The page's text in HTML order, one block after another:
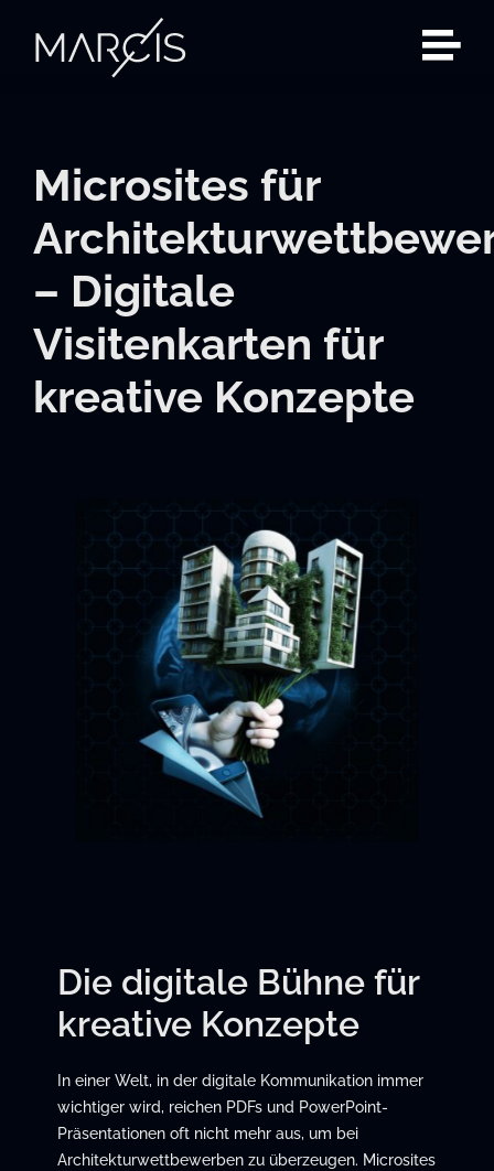
Inhalt
springen
Microsites für
– Digitale
Visitenkarten für
kreative Konzepte
Die digitale Bühne für
kreative Konzepte
In einer Welt, in der digitale Kommunikation immer
wichtiger wird, reichen PDFs und PowerPoint-
Präsentationen oft nicht mehr aus, um bei
Architekturwettbewerben zu überzeugen. Microsites